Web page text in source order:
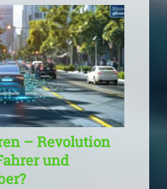
– Revolution
und